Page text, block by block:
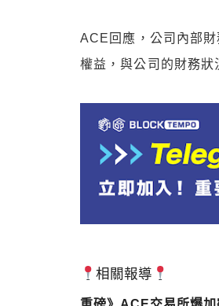
ACE回應，公司內部
權益，與公司的財務狀
相關報導